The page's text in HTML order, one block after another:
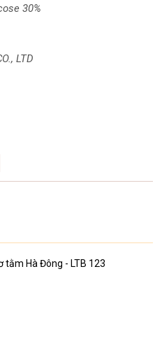
30%
LTD
tằm Hà Đông - LTB 123